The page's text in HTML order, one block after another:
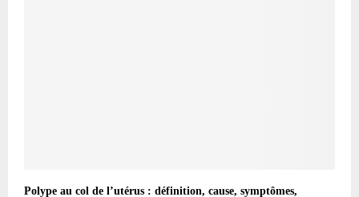
Polype au col de l’utérus : définition, cause, symptômes,